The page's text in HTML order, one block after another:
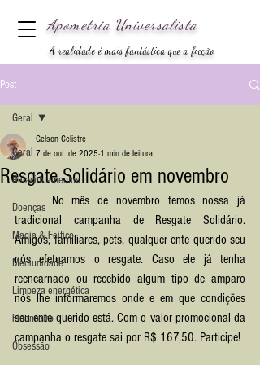
Apometria Universalista
A realidade é mais fantástica que a ficção
Post
Geral
Relacionamentos
Doenças
Magia & Feitiço
Mediunidade
Limpeza energética
Financeiro
Obsessão
Geral
Resgate Solidário em novembro
Gelson Celistre
7 de out. de 2025 1 min de leitura
	No mês de novembro temos nossa já
tradicional campanha de Resgate Solidário.
Amigos, familiares, pets, qualquer ente querido seu
nós efetuamos o resgate. Caso ele já tenha
reencarnado ou recebido algum tipo de amparo
nós lhe informaremos onde e em que condições
seu ente querido está. Com o valor promocional da
campanha o resgate sai por R$ 167,50. Participe!